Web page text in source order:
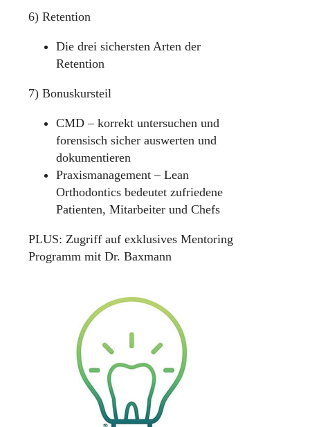
6) Retention
Die drei sichersten Arten der
Retention
7) Bonuskursteil
CMD – korrekt untersuchen und
forensisch sicher auswerten und
dokumentieren
Praxismanagement – Lean
Orthodontics bedeutet zufriedene
Patienten, Mitarbeiter und Chefs
PLUS: Zugriff auf exklusives Mentoring
Programm mit Dr. Baxmann